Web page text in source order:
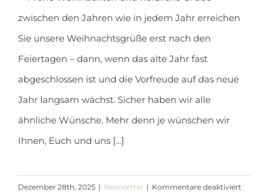
Newsletter Dezember 2025
zwischen den Jahren wie in jedem Jahr erreichen
Sie unsere Weihnachtsgrüße erst nach den
Feiertagen – dann, wenn das alte Jahr fast
abgeschlossen ist und die Vorfreude auf das neue
Jahr langsam wächst. Sicher haben wir alle
ähnliche Wünsche. Mehr denn je wünschen wir
Ihnen, Euch und uns [...]
Dezember 28th, 2025 | Newsletter | Kommentare deaktiviert